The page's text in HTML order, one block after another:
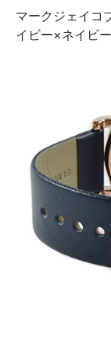
マークジェイ
イビー×ネイビ